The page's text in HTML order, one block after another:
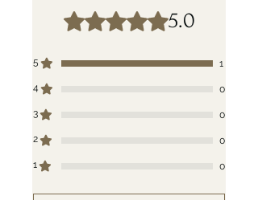
Noté 5 sur 5. 5.0
5 1
4 0
3 0
2 0
1 0